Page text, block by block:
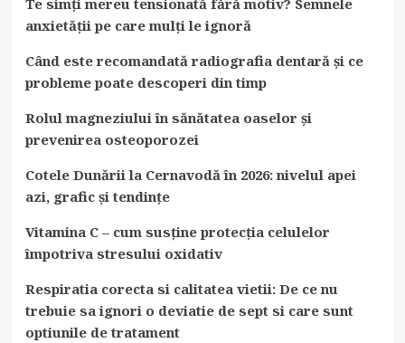
Te simți mereu tensionată fără motiv? Semnele
anxietății pe care mulți le ignoră
Când este recomandată radiografia dentară și ce
probleme poate descoperi din timp
Rolul magneziului în sănătatea oaselor și
prevenirea osteoporozei
Cotele Dunării la Cernavodă în 2026: nivelul apei
azi, grafic și tendințe
Vitamina C – cum susține protecția celulelor
împotriva stresului oxidativ
Respiratia corecta si calitatea vietii: De ce nu
trebuie sa ignori o deviatie de sept si care sunt
optiunile de tratament